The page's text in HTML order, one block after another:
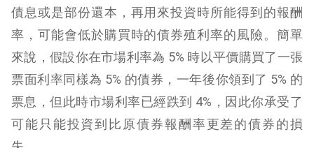
債息或是部份還本，再用來投資時所能得到的報酬
率，可能會低於購買時的債券殖利率的風險。簡單
來說，假設你在市場利率為 5% 時以平價購買了一張
票面利率同樣為 5% 的債券，一年後你領到了 5% 的
票息，但此時市場利率已經跌到 4%，因此你承受了
可能只能投資到比原債券報酬率更差的債券的損